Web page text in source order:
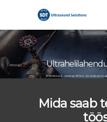
Efektiivse olekupõhise
Mida saab